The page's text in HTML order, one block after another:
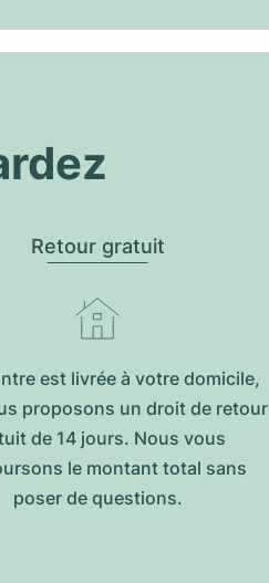
Retour gratuit
est livrée à votre domicile,
proposons un droit de retour
de 14 jours. Nous vous
le montant total sans
poser de questions.